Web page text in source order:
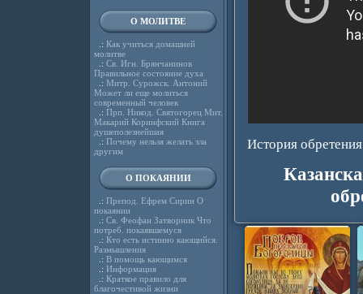
О МОЛИТВЕ
.: Как учиться домашней
молитве
.: Св. Игн. Брянчанинов
Правильное состояние духа
.: Митр. Сурожск. Антоний
Может ли еще молиться
современный человек
.: Прп. Никод. Святогорец Мит.
Макарий Коринфский Книга
душеполезнейшая
.: Почему нельзя желать зла
другим
О ПОКАЯНИИ
.: Препод. Ефрем Сирин О
покаянии
.: Св. Феофан Затворник Что
потреб. покаявшемуся
.: Кто есть истинно кающийся.
Размышления
.: В помощь кающимся
.: Информация
.: Краткое правило для
благочестивой жизни
История